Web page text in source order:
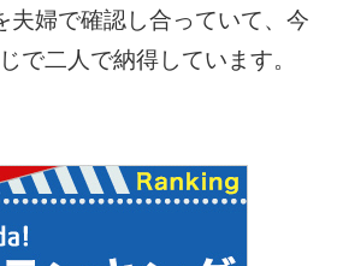
夫婦で確認し合っていて、今
で二人で納得しています。